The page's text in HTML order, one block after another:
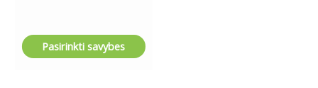
Pasirinkti savybes